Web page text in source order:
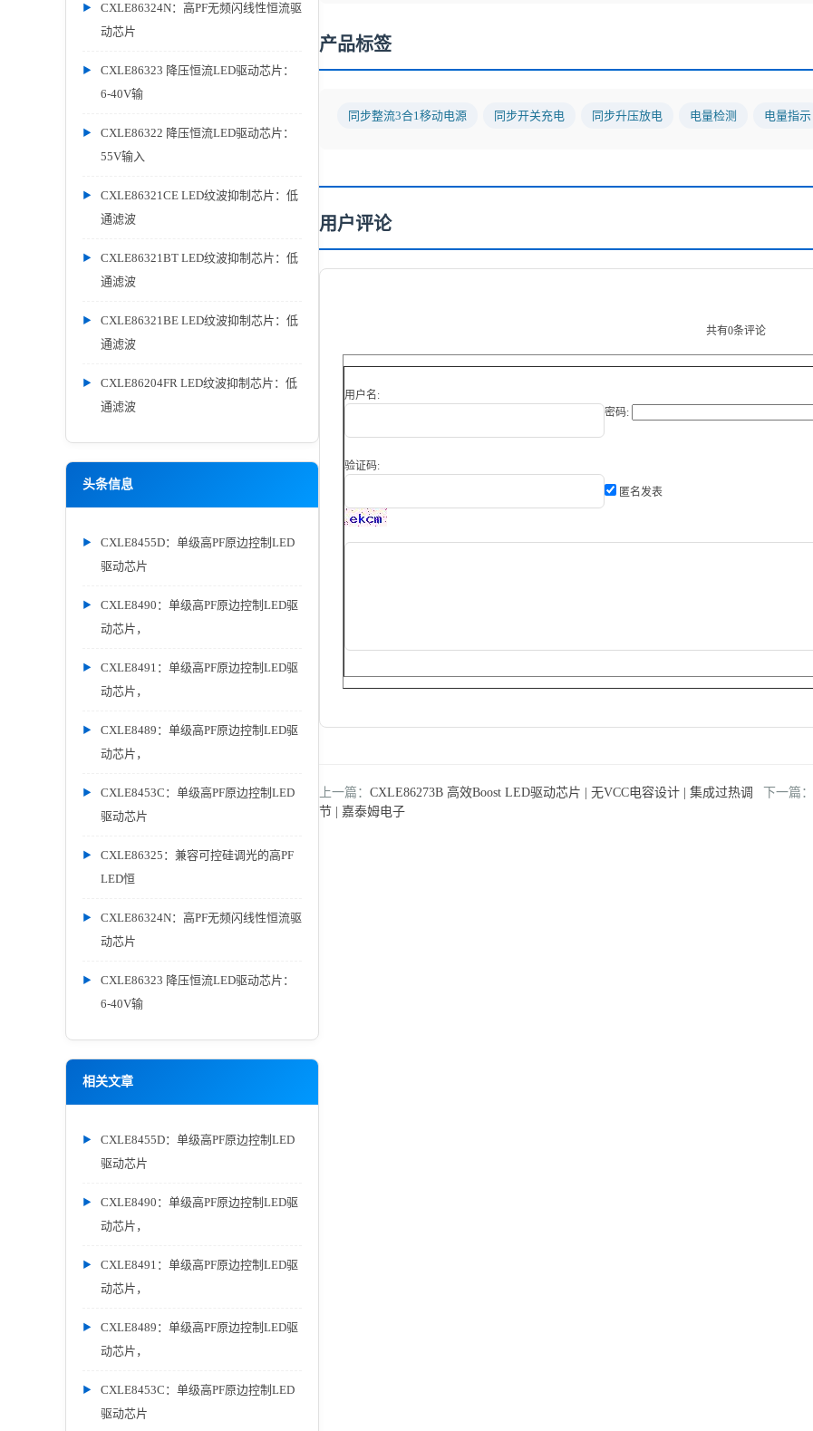
CXLE86324N：高PF无频闪线性恒流驱
动芯片
CXLE86323 降压恒流LED驱动芯片：
6-40V输
CXLE86322 降压恒流LED驱动芯片：
55V输入
CXLE86321CE LED纹波抑制芯片：低
通滤波
CXLE86321BT LED纹波抑制芯片：低
通滤波
CXLE86321BE LED纹波抑制芯片：低
通滤波
CXLE86204FR LED纹波抑制芯片：低
通滤波
头条信息
CXLE8455D：单级高PF原边控制LED
驱动芯片
CXLE8490：单级高PF原边控制LED驱
动芯片，
CXLE8491：单级高PF原边控制LED驱
动芯片，
CXLE8489：单级高PF原边控制LED驱
动芯片，
CXLE8453C：单级高PF原边控制LED
驱动芯片
CXLE86325：兼容可控硅调光的高PF
LED恒
CXLE86324N：高PF无频闪线性恒流驱
动芯片
CXLE86323 降压恒流LED驱动芯片：
6-40V输
相关文章
CXLE8455D：单级高PF原边控制LED
驱动芯片
CXLE8490：单级高PF原边控制LED驱
动芯片，
CXLE8491：单级高PF原边控制LED驱
动芯片，
CXLE8489：单级高PF原边控制LED驱
动芯片，
CXLE8453C：单级高PF原边控制LED
驱动芯片
产品标签
同步整流3合1移动电源 同步开关充电 同步升压放电 电量检测 电量指示
用户评论
共有0条评论
用户名:
密码:
验证码:
匿名发表
上一篇： CXLE86273B 高效Boost LED驱动芯片 | 无VCC电容设计 | 集成过热调
节 | 嘉泰姆电子
下一篇：